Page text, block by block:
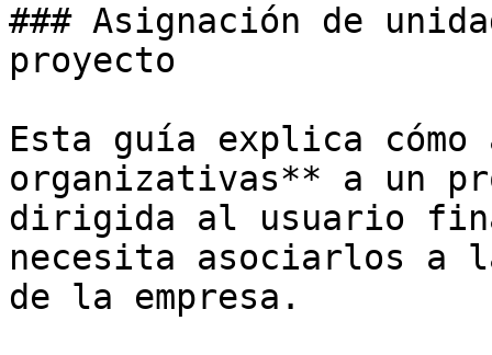
### Asignación de
proyecto
Esta guía explica cómo
organizativas** a un
dirigida al usuario
necesita asociarlos a
de la empresa.